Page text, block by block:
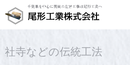
社寺などの伝統工法